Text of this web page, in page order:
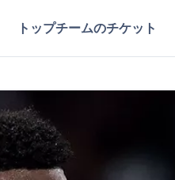
トップチームのチケット